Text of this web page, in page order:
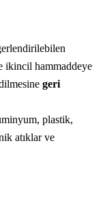
ikincil hammaddeye
geri
plastik,
atıklar ve